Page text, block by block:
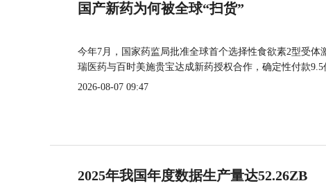
国产新药为何被全球“扫货”
今年7月，国家药监局批准全球首个选择性食欲素2型受
瑞医药与百时美施贵宝达成新药授权合作，确定性付款
2026-08-07 09:47
2025年我国年度数据生产量达52.26ZB